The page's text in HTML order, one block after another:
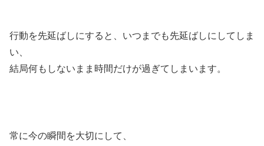
行動を先延ばしにすると、いつまでも先延ばしにしてしま
い、
結局何もしないまま時間だけが過ぎてしまいます。
常に今の瞬間を大切にして、